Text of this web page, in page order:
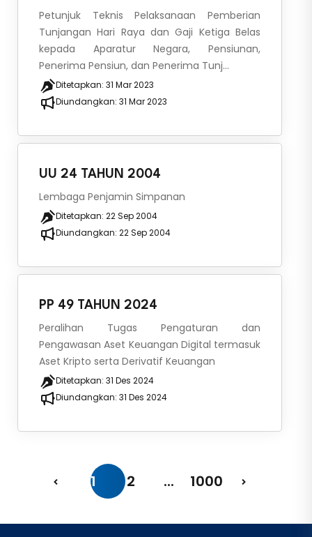
Petunjuk Teknis Pelaksanaan Pemberian
Tunjangan Hari Raya dan Gaji Ketiga Belas
kepada Aparatur Negara, Pensiunan,
Penerima Pensiun, dan Penerima Tunj...
Ditetapkan: 31 Mar 2023
Diundangkan: 31 Mar 2023
UU 24 TAHUN 2004
Lembaga Penjamin Simpanan
Ditetapkan: 22 Sep 2004
Diundangkan: 22 Sep 2004
PP 49 TAHUN 2024
Peralihan Tugas Pengaturan dan
Pengawasan Aset Keuangan Digital termasuk
Aset Kripto serta Derivatif Keuangan
Ditetapkan: 31 Des 2024
Diundangkan: 31 Des 2024
1 2 ... 1000